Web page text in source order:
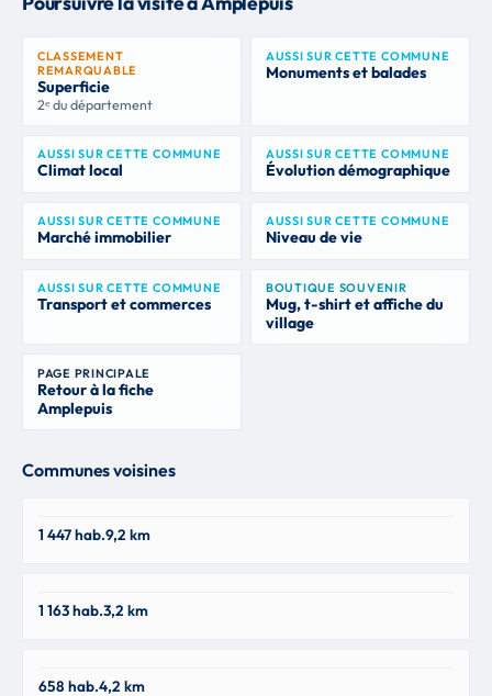
CLASSEMENT
REMARQUABLE
Superficie
2ᵉ du département
AUSSI SUR CETTE COMMUNE
Monuments et balades
AUSSI SUR CETTE COMMUNE
Climat local
AUSSI SUR CETTE COMMUNE
Évolution démographique
AUSSI SUR CETTE COMMUNE
Marché immobilier
AUSSI SUR CETTE COMMUNE
Niveau de vie
AUSSI SUR CETTE COMMUNE
Transport et commerces
BOUTIQUE SOUVENIR
Mug, t-shirt et affiche du
village
PAGE PRINCIPALE
Retour à la fiche
Amplepuis
Communes voisines
42630
1 447 hab.9,2 km
69550
1 163 hab.3,2 km
658 hab.4,2 km